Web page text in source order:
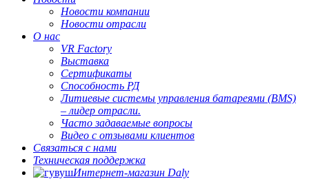
Новости компании
Новости отрасли
О нас
VR Factory
Выставка
Сертификаты
Способность РД
Литиевые системы управления батареями (BMS)
– лидер отрасли.
Часто задаваемые вопросы
Видео с отзывами клиентов
Связаться с нами
Техническая поддержка
Интернет-магазин Daly